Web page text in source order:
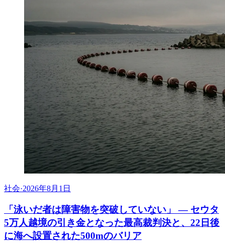
社会·2026年8月1日
「泳いだ者は障害物を突破していない」 ― セウタ
5万人越境の引き金となった最高裁判決と、22日後
に海へ設置された500mのバリア